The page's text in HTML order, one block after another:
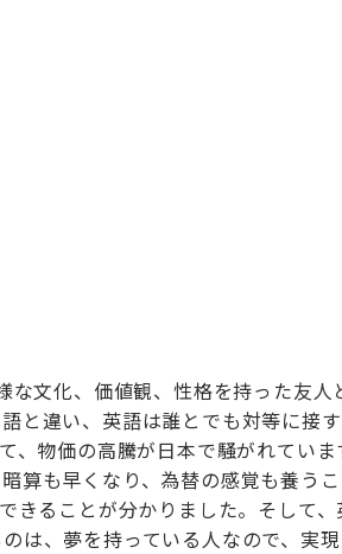
文化、価値観、性格を持った友人
と違い、英語は誰とでも対等に接
、物価の高騰が日本で騒がれていま
算も早くなり、為替の感覚も養う
きることが分かりました。そして
は、夢を持っている人なので、実